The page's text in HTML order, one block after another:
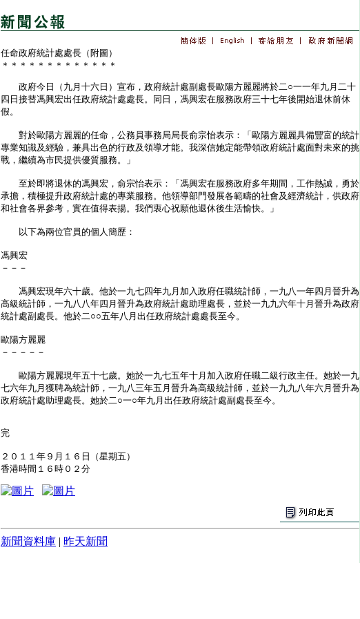
任命政府統計處處長（附圖）
＊＊＊＊＊＊＊＊＊＊＊＊＊
政府今日（九月十六日）宣布，政府統計處副處長歐陽方麗麗將於二○一一年九月二十
四日接替馮興宏出任政府統計處處長。同日，馮興宏在服務政府三十七年後開始退休前休
假。
對於歐陽方麗麗的任命，公務員事務局局長俞宗怡表示：「歐陽方麗麗具備豐富的統計
專業知識及經驗，兼具出色的行政及領導才能。我深信她定能帶領政府統計處面對未來的挑
戰，繼續為市民提供優質服務。」
至於即將退休的馮興宏，俞宗怡表示：「馮興宏在服務政府多年期間，工作熱誠，勇於
承擔，積極提升政府統計處的專業服務。他領導部門發展各範疇的社會及經濟統計，供政府
和社會各界參考，實在值得表揚。我們衷心祝願他退休後生活愉快。」
以下為兩位官員的個人簡歷：
馮興宏
－－－
馮興宏現年六十歲。他於一九七四年九月加入政府任職統計師，一九八一年四月晉升為
高級統計師，一九八八年四月晉升為政府統計處助理處長，並於一九九六年十月晉升為政府
統計處副處長。他於二○○五年八月出任政府統計處處長至今。
歐陽方麗麗
－－－－－
歐陽方麗麗現年五十七歲。她於一九七五年十月加入政府任職二級行政主任。她於一九
七六年九月獲聘為統計師，一九八三年五月晉升為高級統計師，並於一九九八年六月晉升為
政府統計處助理處長。她於二○一○年九月出任政府統計處副處長至今。
完
２０１１年９月１６日（星期五）
香港時間１６時０２分
新聞資料庫 | 昨天新聞